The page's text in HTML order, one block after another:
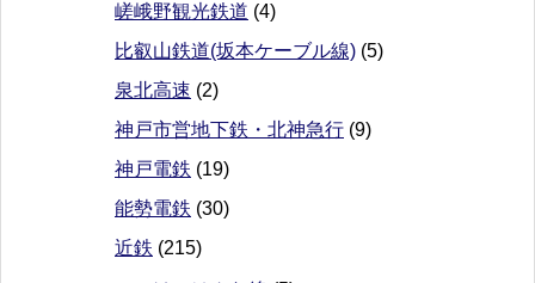
嵯峨野観光鉄道 (4)
比叡山鉄道(坂本ケーブル線) (5)
泉北高速 (2)
神戸市営地下鉄・北神急行 (9)
神戸電鉄 (19)
能勢電鉄 (30)
近鉄 (215)